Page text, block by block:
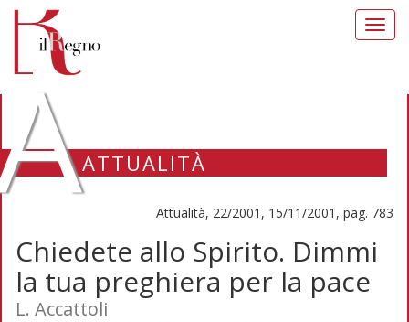
ATTUALITÀ
Attualità, 22/2001, 15/11/2001, pag. 783
Chiedete allo Spirito. Dimmi
la tua preghiera per la pace
L. Accattoli